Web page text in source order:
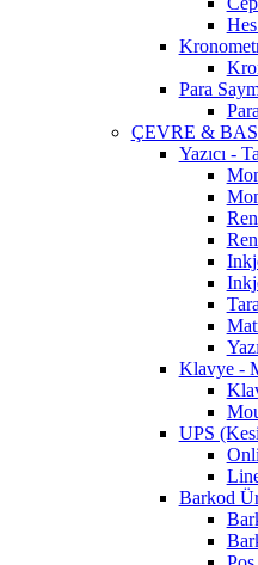
Para
ÇEVRE &
Yazıcı -
Klavye -
UPS
Barkod